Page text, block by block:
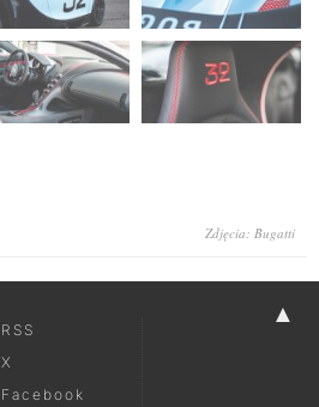
Zdjęcia: Bugatti
▲
RSS
X
Facebook